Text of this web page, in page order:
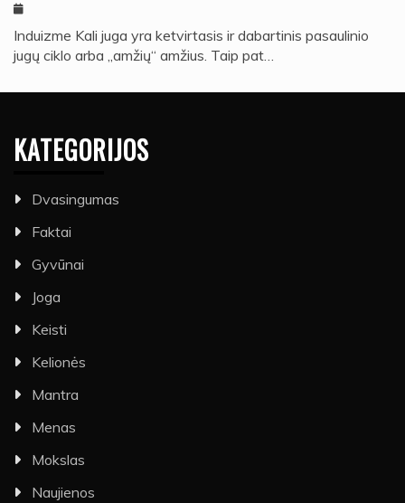
Induizme Kali juga yra ketvirtasis ir dabartinis pasaulinio
jugų ciklo arba „amžių“ amžius. Taip pat…
KATEGORIJOS
Dvasingumas
Faktai
Gyvūnai
Joga
Keisti
Kelionės
Mantra
Menas
Mokslas
Naujienos